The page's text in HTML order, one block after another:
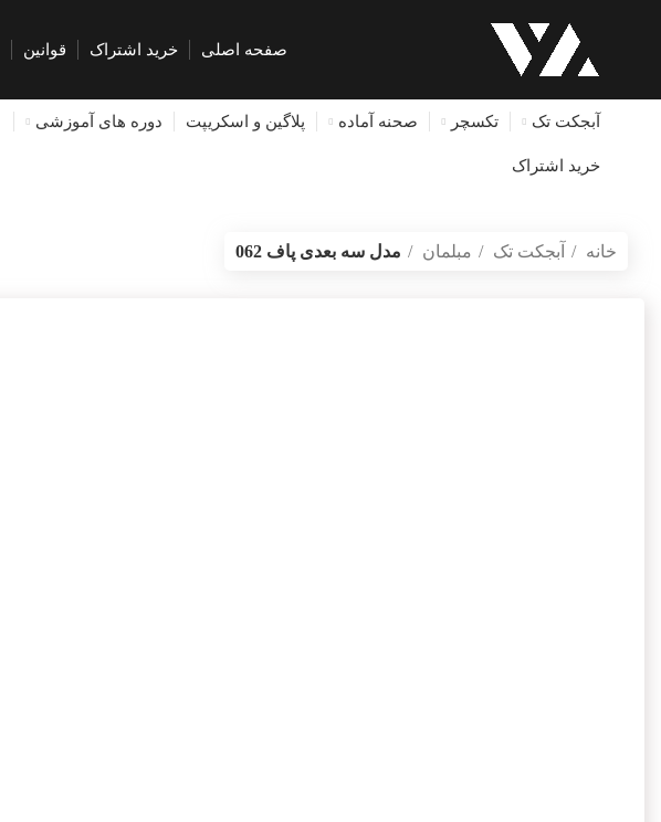
صفحه اصلی خرید اشتراک قوانین
آبجکت تک تکسچر صحنه آماده پلاگین و اسکریپت دوره های آموزشی
خرید اشتراک
خانه آبجکت تک مبلمان
مدل سه بعدی پاف 062